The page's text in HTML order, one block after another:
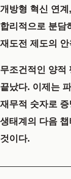
개방형 혁신 연
합리적으로 분담
재도전 제도의
무조건적인 양적
끝났다. 이제는
재무적 숫자로
생태계의 다음
것이다.